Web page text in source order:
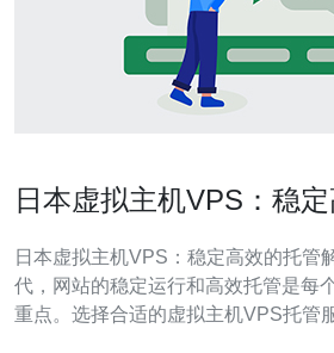
日本虚拟主机VPS：稳
日本虚拟主机VPS：稳定高效的托管解决方案
代，网站的稳定运行和高效托管是每
重点。选择合适的虚拟主机VPS托管